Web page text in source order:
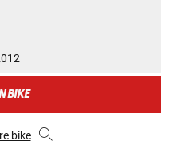
BIKE
bike